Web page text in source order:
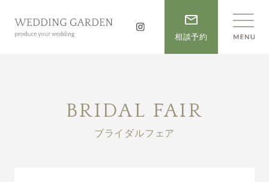
相談予約
BRIDAL FAIR
ブライダルフェア